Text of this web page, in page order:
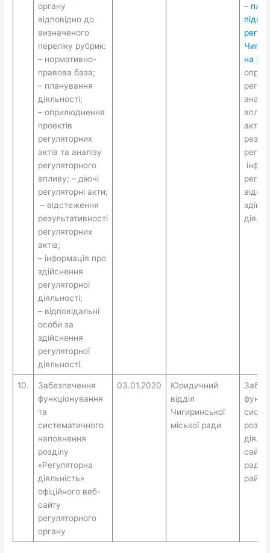
органу
відповідно до
визначеного
переліку рубрик:
– нормативно-
правова база;
– планування
діяльності;
– оприлюднення
проектів
регуляторних
актів та аналізу
регуляторного
впливу; – діючі
регуляторні акти;
– відстеження
результативності
регуляторних
актів;
– інформація про
здійснення
регуляторної
діяльності;
– відповідальні
особи за
здійснення
регуляторної
діяльності.
–
на
акти;
10.
Забезпечення
функціонування
та
систематичного
наповнення
розділу
«Регуляторна
діяльність»
офіційного веб-
сайту
регуляторного
органу
03.01.2020
Юридичний
відділ
Чигиринської
міської ради
сайту
ради